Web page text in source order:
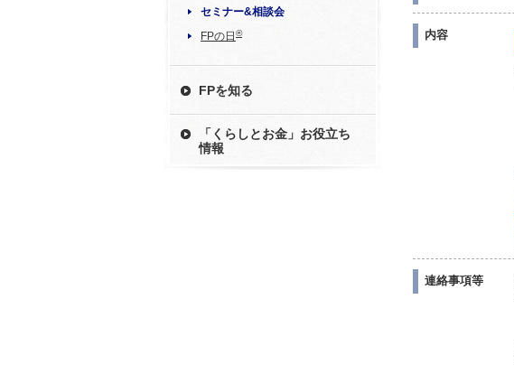
セミナー&相談会
FPの日 ®
FPを知る
「くらしとお金」お役立ち
情報
内容
連絡事項等